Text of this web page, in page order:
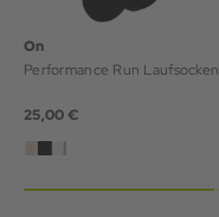
On
Performance Run Laufsocken
25,00 €